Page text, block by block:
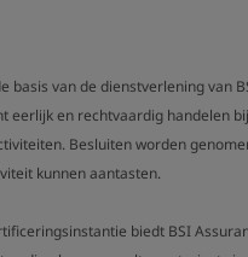
basis van de dienstverlening van
eerlijk en rechtvaardig handelen
Besluiten worden
kunnen aantasten.
biedt BSI